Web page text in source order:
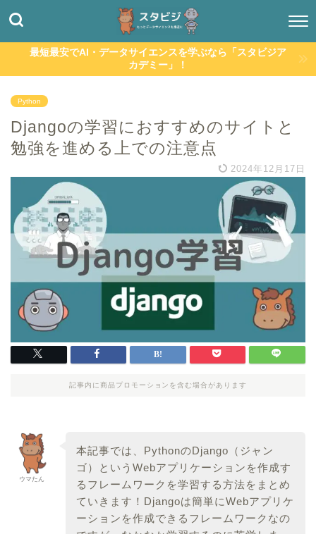
最短最安でAI・データサイエンスを学ぶなら「スタビジア
カデミー」！
Python
Djangoの学習におすすめのサイトと
勉強を進める上での注意点
2024年12月17日
記事内に商品プロモーションを含む場合があります
ウマたん
本記事では、PythonのDjango（ジャン
ゴ）というWebアプリケーションを作成す
るフレームワークを学習する方法をまとめ
ていきます！Djangoは簡単にWebアプリケ
ーションを作成できるフレームワークなの